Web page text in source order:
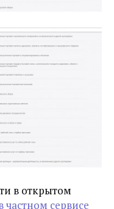
в открытом
частном сервисе